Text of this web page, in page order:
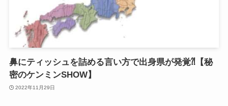
鼻にティッシュを詰める言い方で出身県が発覚⁈【秘
密のケンミンSHOW】
2022年11月29日